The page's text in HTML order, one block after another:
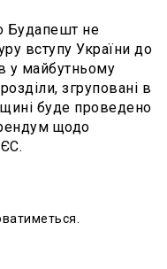
Будапешт не
вступу України до
у майбутньому
згруповані в
буде проведено
щодо